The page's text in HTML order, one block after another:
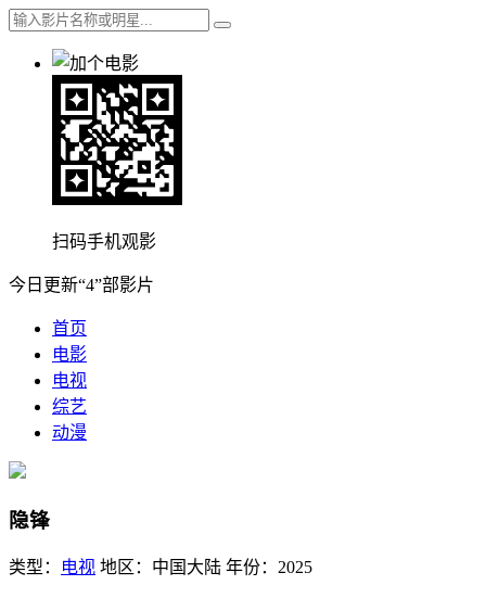
扫码手机观影
今日更新“4”部影片
首页
电影
电视
综艺
动漫
隐锋
类型： 电视 地区： 中国大陆 年份： 2025